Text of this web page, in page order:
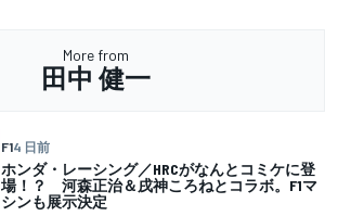
More from
田中 健一
F14 日前
ホンダ・レーシング／HRCがなんとコミケに登
場！？ 河森正治＆戌神ころねとコラボ。F1マ
シンも展示決定